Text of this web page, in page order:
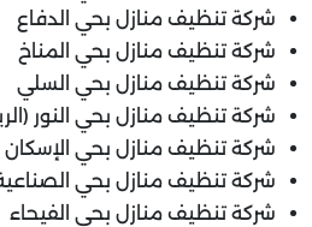
شركة تنظيف منازل بحي الدفاع
شركة تنظيف منازل بحي المناخ
شركة تنظيف منازل بحي السلي
شركة تنظيف منازل بحي النور
شركة تنظيف منازل بحي الإسكان
شركة تنظيف منازل بحي
شركة تنظيف منازل بحي الفيحاء